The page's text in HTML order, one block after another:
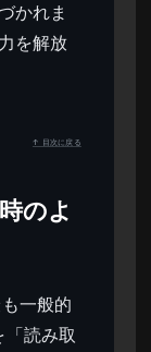
かれま
を解放
↑ 目次に戻る
のよ
一般的
読み取